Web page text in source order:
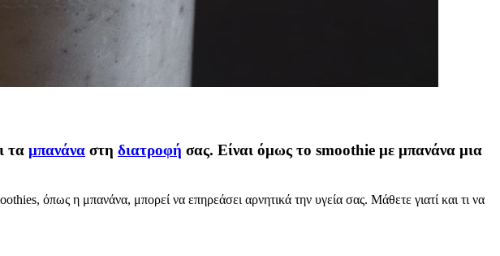
τα μπανάνα στη διατροφή σας. Είναι όμως το smoothie με μπανάνα μια
όπως η μπανάνα, μπορεί να επηρεάσει αρνητικά την υγεία σας. Μάθετε γιατί και τι να